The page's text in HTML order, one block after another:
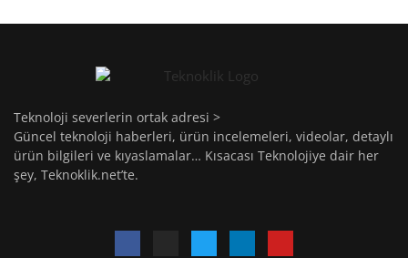
Teknoloji severlerin ortak adresi >
Güncel teknoloji haberleri, ürün incelemeleri, videolar, detaylı
ürün bilgileri ve kıyaslamalar… Kısacası Teknolojiye dair her
şey, Teknoklik.net’te.